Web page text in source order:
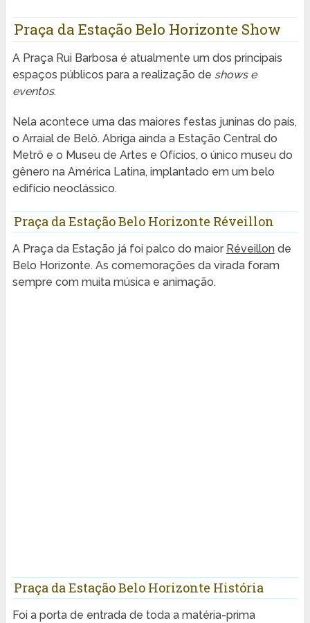
Praça da Estação Belo Horizonte Show
A Praça Rui Barbosa é atualmente um dos principais
espaços públicos para a realização de shows e
eventos.
Nela acontece uma das maiores festas juninas do país,
o Arraial de Belô. Abriga ainda a Estação Central do
Metrô e o Museu de Artes e Ofícios, o único museu do
gênero na América Latina, implantado em um belo
edifício neoclássico.
Praça da Estação Belo Horizonte Réveillon
A Praça da Estação já foi palco do maior Réveillonde
Belo Horizonte. As comemorações da virada foram
sempre com muita música e animação.
Praça da Estação Belo Horizonte História
Foi a porta de entrada de toda a matéria-prima